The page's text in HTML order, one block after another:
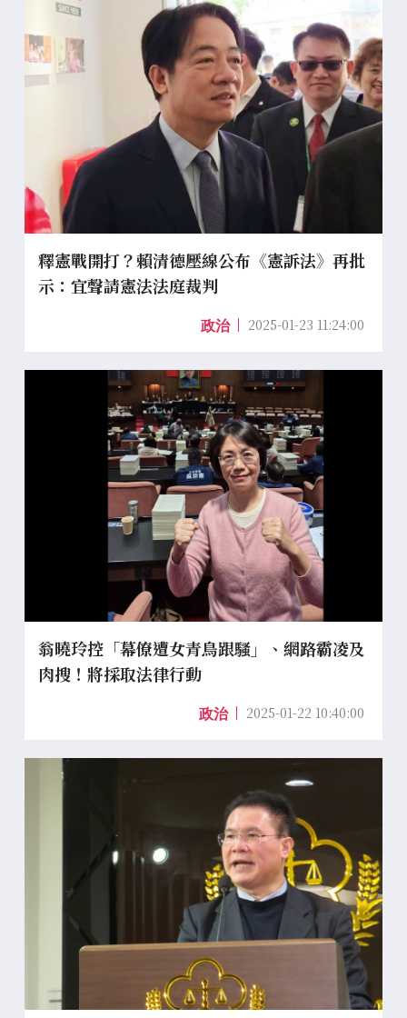
釋憲戰開打？賴清德壓線公布《憲訴法》再批
示：宜聲請憲法法庭裁判
政治 2025-01-23 11:24:00
翁曉玲控「幕僚遭女青鳥跟騷」、網路霸凌及
肉搜！將採取法律行動
政治 2025-01-22 10:40:00